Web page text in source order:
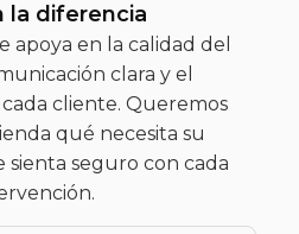
la diferencia
apoya en la calidad del
clara y el
cliente. Queremos
qué necesita su
sienta seguro con cada